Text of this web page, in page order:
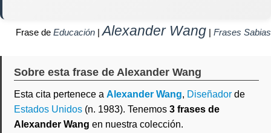
Frase de Educación |Alexander Wang | Frases Sabias
Sobre esta frase de Alexander Wang
Esta cita pertenece a Alexander Wang, Diseñador de
Estados Unidos (n. 1983). Tenemos 3 frases de
Alexander Wang en nuestra colección.